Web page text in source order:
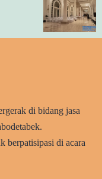
di bidang jasa
berpatisipasi di acara